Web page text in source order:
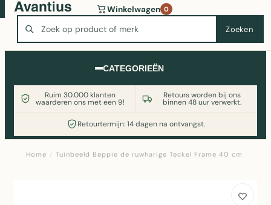
Zoeken
Winkelwagen 0
CATEGORIEËN
Ruim 30.000 klanten
waarderen ons met een 9!
Retours worden bij ons
binnen 48 uur verwerkt.
Retourtermijn: 14 dagen na ontvangst.
Wasmachine of koelkast nodig? Vergelijk alle prijzen op
Witgoedaanbod.nl
Home / Tuinbeeld Beppie de ruwharige Teckel Frame 40 cm